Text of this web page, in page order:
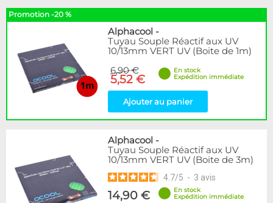
Promotion -20 %
Alphacool -
Tuyau Souple Réactif aux UV
10/13mm VERT UV (Boite de 1m)
6,90 €
5,52 €
En stock
Expédition immédiate
Ajouter au panier
Alphacool -
Tuyau Souple Réactif aux UV
10/13mm VERT UV (Boite de 3m)
4.7/5 - 3 avis
14,90 €
En stock
Expédition immédiate